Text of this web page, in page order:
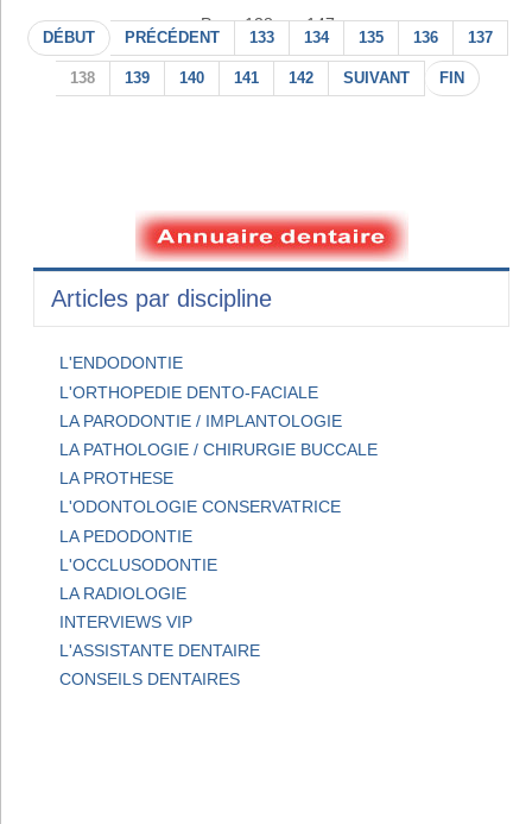
Page 138 sur 147
DÉBUT PRÉCÉDENT 133 134 135 136 137
138 139 140 141 142 SUIVANT FIN
Articles par discipline
L'ENDODONTIE
L'ORTHOPEDIE DENTO-FACIALE
LA PARODONTIE / IMPLANTOLOGIE
LA PATHOLOGIE / CHIRURGIE BUCCALE
LA PROTHESE
L'ODONTOLOGIE CONSERVATRICE
LA PEDODONTIE
L'OCCLUSODONTIE
LA RADIOLOGIE
INTERVIEWS VIP
L'ASSISTANTE DENTAIRE
CONSEILS DENTAIRES